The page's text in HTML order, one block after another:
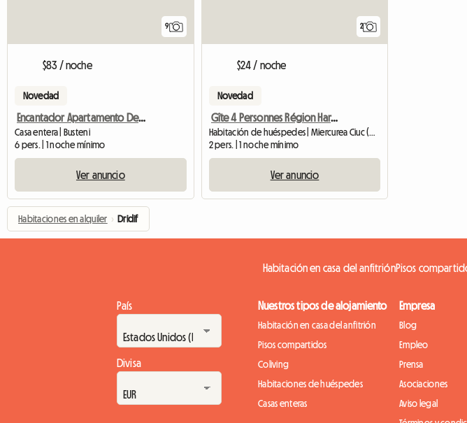
9
$83 / noche
Novedad
Encantador Apartamento De Vacaciones Cerca De Brasov
Casa entera | Busteni
6 pers. | 1 noche mínimo
Ver anuncio
2
$24 / noche
Novedad
Gîte 4 Personnes Région Harghita
Habitación de huéspedes | Miercurea Ciuc (530203)
2 pers. | 1 noche mínimo
Ver anuncio
Habitaciones en alquiler › Dridif
Habitación en casa del anfitriónPisos
País
Divisa
Nuestros tipos de alojamiento
Habitación en casa del anfitrión
Pisos compartidos
Coliving
Habitaciones de huéspedes
Casas enteras
Empresa
Blog
Empleo
Prensa
Asociaciones
Aviso legal